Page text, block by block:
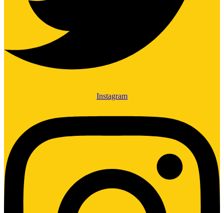
Instagram